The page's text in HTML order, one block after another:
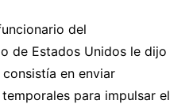
del
de Estados Unidos le dijo
en enviar
para impulsar el